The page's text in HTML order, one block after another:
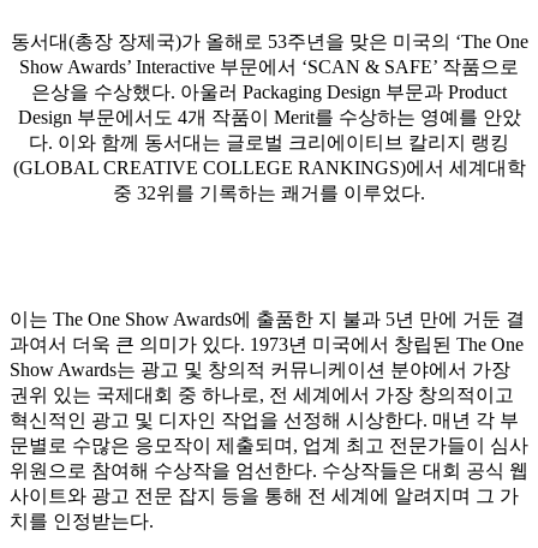
동서대(총장 장제국)가 올해로 53주년을 맞은 미국의 ‘The One
Show Awards’ Interactive 부문에서 ‘SCAN & SAFE’ 작품으로
은상을 수상했다. 아울러 Packaging Design 부문과 Product
Design 부문에서도 4개 작품이 Merit를 수상하는 영예를 안았
다. 이와 함께 동서대는 글로벌 크리에이티브 칼리지 랭킹
(GLOBAL CREATIVE COLLEGE RANKINGS)에서 세계대학
중 32위를 기록하는 쾌거를 이루었다.
이는 The One Show Awards에 출품한 지 불과 5년 만에 거둔 결
과여서 더욱 큰 의미가 있다. 1973년 미국에서 창립된 The One
Show Awards는 광고 및 창의적 커뮤니케이션 분야에서 가장
권위 있는 국제대회 중 하나로, 전 세계에서 가장 창의적이고
혁신적인 광고 및 디자인 작업을 선정해 시상한다. 매년 각 부
문별로 수많은 응모작이 제출되며, 업계 최고 전문가들이 심사
위원으로 참여해 수상작을 엄선한다. 수상작들은 대회 공식 웹
사이트와 광고 전문 잡지 등을 통해 전 세계에 알려지며 그 가
치를 인정받는다.